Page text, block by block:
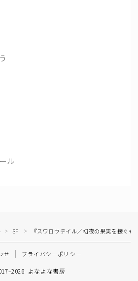
ル
＞ SF ＞ 『スワロウテイル／初夜の果実を接ぐ
せ プライバシーポリシー
よなよな書房